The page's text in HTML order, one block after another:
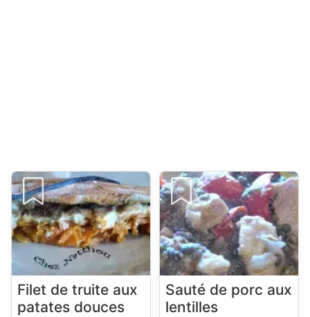
Filet de truite aux
patates douces
Sauté de porc aux
lentilles